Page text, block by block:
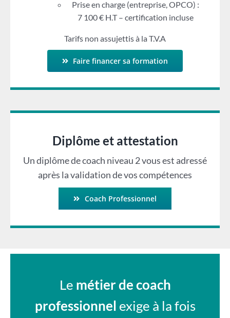
Prise en charge (entreprise, OPCO) :
7 100 € H.T – certification incluse
Tarifs non assujettis à la T.V.A
Faire financer sa formation
Diplôme et attestation
Un diplôme de coach niveau 2 vous est adressé
après la validation de vos compétences
Coach Professionnel
Le métier de coach
professionnel exige à la fois